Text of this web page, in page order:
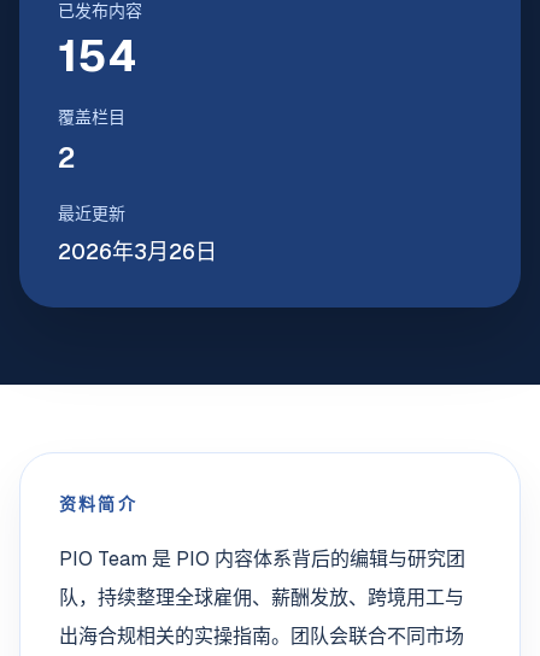
已发布内容
154
覆盖栏目
2
最近更新
2026年3月26日
资料简介
PIO Team 是 PIO 内容体系背后的编辑与研究团
队，持续整理全球雇佣、薪酬发放、跨境用工与
出海合规相关的实操指南。团队会联合不同市场